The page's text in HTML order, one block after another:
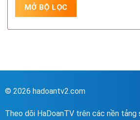
© 2026 hadoantv2.com
Theo dõi HaDoanTV trên các nền tảng